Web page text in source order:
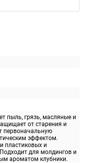
пыль, грязь, масляные и
от старения и
первоначальную
эффектом.
пластиковых и
для молдингов и
ароматом клубники.